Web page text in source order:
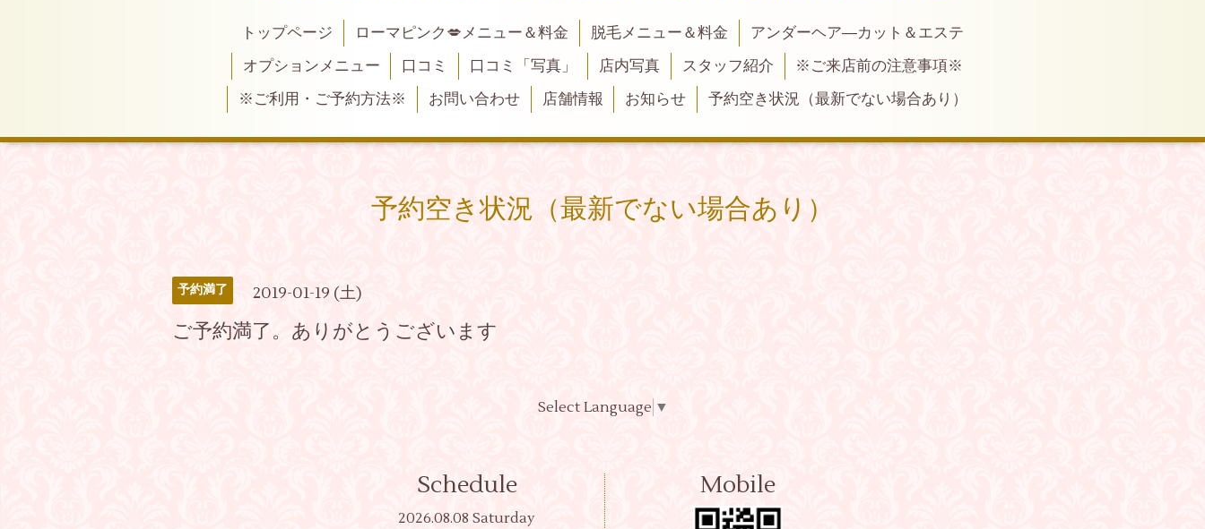
トップページ ローマピンク💋メニュー＆料金 脱毛メニュー＆料金
アンダーヘア―カット＆エステ
オプションメニュー
口コミ 口コミ「写真」 店内写真 スタッフ紹介
※ご来店前の注意事項※
※ご利用・ご予約方法※
お問い合わせ 店舗情報 お知らせ 予約空き状況（最新でない場合あり）
予約空き状況（最新でない場合あり）
予約満了 2019-01-19 (土)
ご予約満了。ありがとうございます
Select Language ▼
Schedule
2026.08.08 Saturday
Mobile